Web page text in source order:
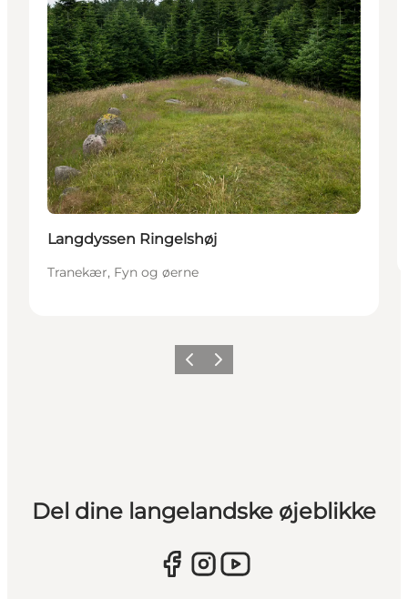
Langdyssen Ringelshøj
Tranekær, Fyn og øerne
ForrigeNæste
Del dine langelandske øjeblikke